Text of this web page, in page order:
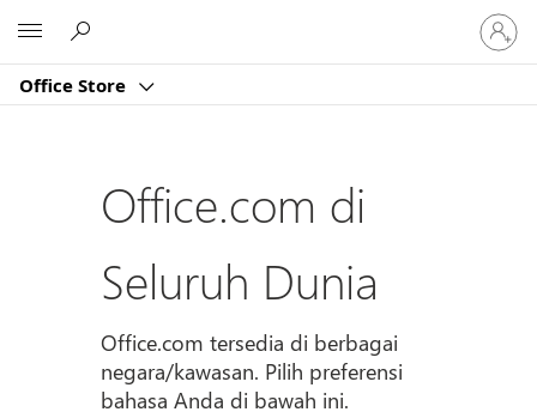
Office Store
Masuk
ke
akun
Office.com di
Seluruh Dunia
Office.com tersedia di berbagai
negara/kawasan. Pilih preferensi
bahasa Anda di bawah ini.